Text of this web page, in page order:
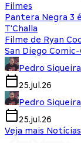
Filmes
Pantera Negra 3
T'Challa
Filme de Ryan
San Diego Comic-
Pedro Siqueira
25.jul.26
Pedro Siqueira
25.jul.26
Veja mais Notícias